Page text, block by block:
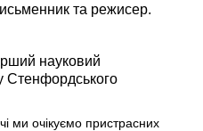
та режисер.
науковий
Стенфордського
ми очікуємо пристрасних